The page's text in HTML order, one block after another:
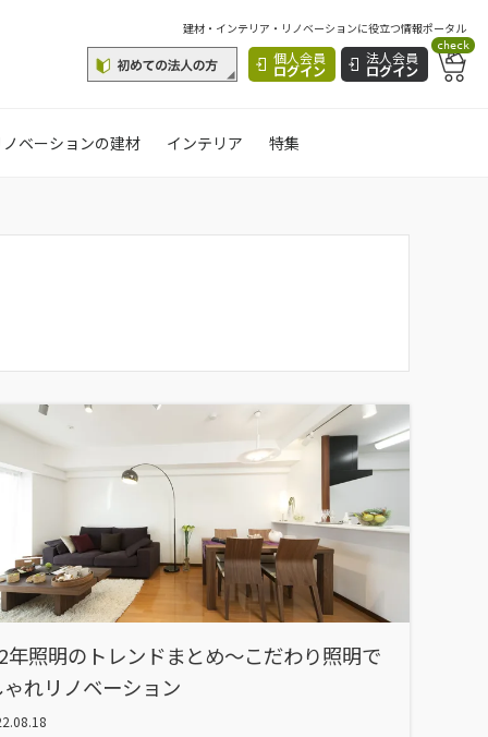
建材・インテリア・リノベーションに役立つ情報ポータル
個人会員
ログイン
法人会員
ログイン
check
ノベーションの建材 インテリア 特集
年照明のトレンドまとめ〜こだわり照明で
ゃれリノベーション